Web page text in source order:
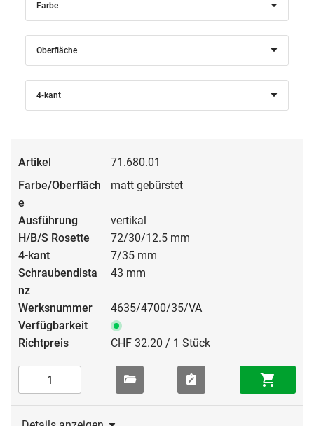
Farbe
Oberfläche
4-kant
71.680.01
matt gebürstet
vertikal
72/30/12.5 mm
7/35 mm
43 mm
4635/4700/35/VA
CHF 32.20 / 1 Stück